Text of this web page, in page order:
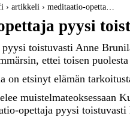
› artikkeli › meditaatio-opetta…
pyysi
toistuvasti Anne
ettei toisen
on etsinyt elämän
muistelmateoksessaan
opettaja pyysi toistuvasti